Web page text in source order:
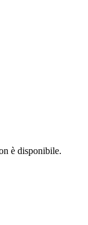
è disponibile.